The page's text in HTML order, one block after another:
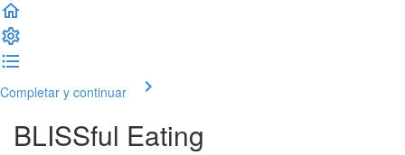
Completar y continuar
BLISSful Eating